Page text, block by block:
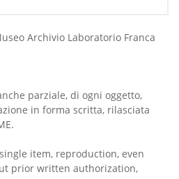
Archivio Laboratorio Franca
parziale, di ogni oggetto,
in forma scritta, rilasciata
item, reproduction, even
prior written authorization,